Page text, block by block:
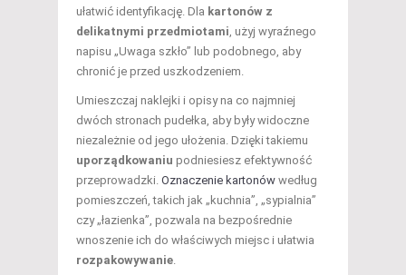
ułatwić identyfikację. Dla kartonów z
delikatnymi przedmiotami, użyj wyraźnego
napisu „Uwaga szkło” lub podobnego, aby
chronić je przed uszkodzeniem.
Umieszczaj naklejki i opisy na co najmniej
dwóch stronach pudełka, aby były widoczne
niezależnie od jego ułożenia. Dzięki takiemu
uporządkowaniu podniesiesz efektywność
przeprowadzki. Oznaczenie kartonów według
pomieszczeń, takich jak „kuchnia”, „sypialnia”
czy „łazienka”, pozwala na bezpośrednie
wnoszenie ich do właściwych miejsc i ułatwia
rozpakowywanie.